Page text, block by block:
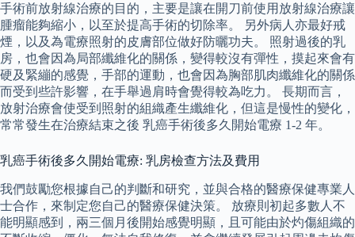
手術前放射線治療的目的，主要是讓在開刀前使用放射線治療讓
腫瘤能夠縮小，以至於提高手術的切除率。 另外病人亦最好戒
煙，以及為電療照射的皮膚部位做好防曬功夫。 照射過後的乳
房，也會因為局部纖維化的關係，變得較沒有彈性，摸起來會有
硬及緊繃的感覺，手部的運動，也會因為胸部肌肉纖維化的關係
而受到些許影響，在手舉過肩時會覺得較為吃力。 長期而言，
放射治療會使受到照射的組織產生纖維化，但這是慢性的變化，
常常發生在治療結束之後 乳癌手術後多久開始電療 1-2 年。
乳癌手術後多久開始電療: 乳房檢查方法及費用
我們鼓勵您根據自己的判斷和研究，並與合格的醫療保健專業人
士合作，來制定您自己的醫療保健決策。 放療則初起多數人不
能明顯感到，兩三個月後開始感覺明顯，且可能由於灼傷組織的